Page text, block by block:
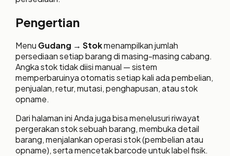
Pengertian
Menu Gudang → Stokmenampilkan jumlah
persediaan setiap barang di masing-masing cabang.
Angka stok tidak diisi manual — sistem
memperbaruinya otomatis setiap kali ada pembelian,
penjualan, retur, mutasi, penghapusan, atau stok
opname.
Dari halaman ini Anda juga bisa menelusuri riwayat
pergerakan stok sebuah barang, membuka detail
barang, menjalankan operasi stok (pembelian atau
opname), serta mencetak barcode untuk label fisik.